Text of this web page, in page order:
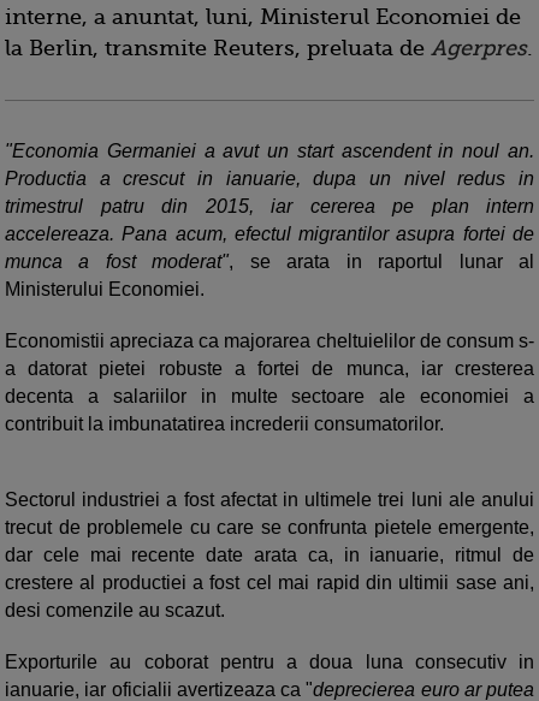
interne, a anuntat, luni, Ministerul Economiei de
la Berlin, transmite Reuters, preluata de Agerpres.
"Economia Germaniei a avut un start ascendent in noul an.
Productia a crescut in ianuarie, dupa un nivel redus in
trimestrul patru din 2015, iar cererea pe plan intern
accelereaza. Pana acum, efectul migrantilor asupra fortei de
munca a fost moderat", se arata in raportul lunar al
Ministerului Economiei.
Economistii apreciaza ca majorarea cheltuielilor de consum s-
a datorat pietei robuste a fortei de munca, iar cresterea
decenta a salariilor in multe sectoare ale economiei a
contribuit la imbunatatirea increderii consumatorilor.
Sectorul industriei a fost afectat in ultimele trei luni ale anului
trecut de problemele cu care se confrunta pietele emergente,
dar cele mai recente date arata ca, in ianuarie, ritmul de
crestere al productiei a fost cel mai rapid din ultimii sase ani,
desi comenzile au scazut.
Exporturile au coborat pentru a doua luna consecutiv in
ianuarie, iar oficialii avertizeaza ca "deprecierea euro ar putea